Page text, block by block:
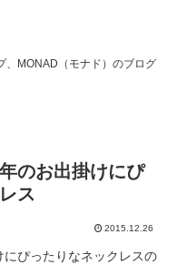
、MONAD（モナド）のブログ
のお出掛けにぴ
ス
2015.12.26
ぴったりなネックレスの